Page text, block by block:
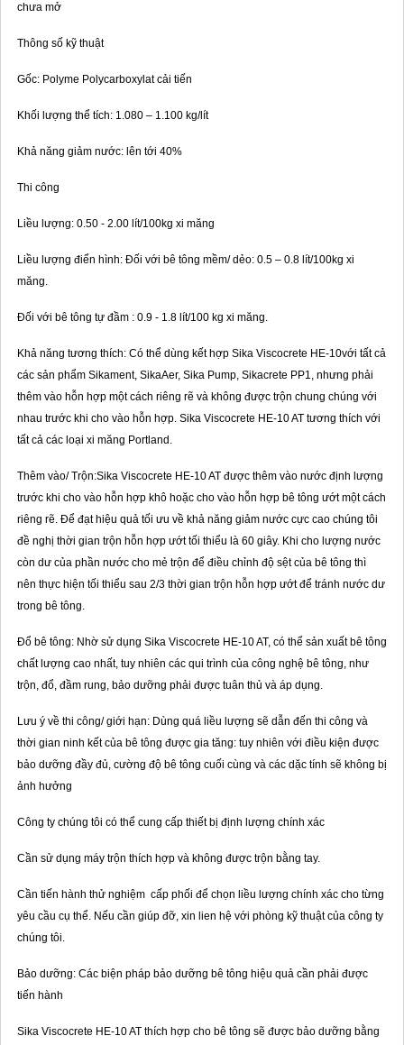
chưa mở
Thông số kỹ thuật
Gốc: Polyme Polycarboxylat cải tiến
Khối lượng thể tích: 1.080 – 1.100 kg/lít
Khả năng giảm nước: lên tới 40%
Thi công
Liều lượng: 0.50 - 2.00 lít/100kg xi măng
Liều lượng điển hình: Đối với bê tông mềm/ dẻo: 0.5 – 0.8 lít/100kg xi
măng.
Đối với bê tông tự đầm : 0.9 - 1.8 lít/100 kg xi măng.
Khả năng tương thích: Có thể dùng kết hợp Sika Viscocrete HE-10với tất cả
các sản phẩm Sikament, SikaAer, Sika Pump, Sikacrete PP1, nhưng phải
thêm vào hỗn hợp một cách riêng rẽ và không được trộn chung chúng với
nhau trước khi cho vào hỗn hợp. Sika Viscocrete HE-10 AT tương thích với
tất cả các loại xi măng Portland.
Thêm vào/ Trộn:Sika Viscocrete HE-10 AT được thêm vào nước định lượng
trước khi cho vào hỗn hợp khô hoặc cho vào hỗn hợp bê tông ướt một cách
riêng rẽ. Để đạt hiệu quả tối ưu về khả năng giảm nước cực cao chúng tôi
đề nghị thời gian trộn hỗn hợp ướt tối thiểu là 60 giây. Khi cho lượng nước
còn dư của phần nước cho mẻ trộn để điều chỉnh độ sệt của bê tông thì
nên thực hiện tối thiểu sau 2/3 thời gian trộn hỗn hợp ướt để tránh nước dư
trong bê tông.
Đổ bê tông: Nhờ sử dụng Sika Viscocrete HE-10 AT, có thể sản xuất bê tông
chất lượng cao nhất, tuy nhiên các qui trình của công nghệ bê tông, như
trộn, đổ, đầm rung, bảo dưỡng phải được tuân thủ và áp dụng.
Lưu ý về thi công/ giới hạn: Dùng quá liều lượng sẽ dẫn đến thi công và
thời gian ninh kết của bê tông được gia tăng: tuy nhiên với điều kiện được
bảo dưỡng đầy đủ, cường độ bê tông cuối cùng và các dặc tính sẽ không bị
ảnh hưởng
Công ty chúng tôi có thể cung cấp thiết bị định lượng chính xác
Cần sử dụng máy trộn thích hợp và không được trộn bằng tay.
Cần tiến hành thử nghiệm cấp phối để chọn liều lượng chính xác cho từng
yêu cầu cụ thể. Nếu cần giúp đỡ, xin lien hệ với phòng kỹ thuật của công ty
chúng tôi.
Bảo dưỡng: Các biện pháp bảo dưỡng bê tông hiệu quả cần phải được
tiến hành
Sika Viscocrete HE-10 AT thích hợp cho bê tông sẽ được bảo dưỡng bằng